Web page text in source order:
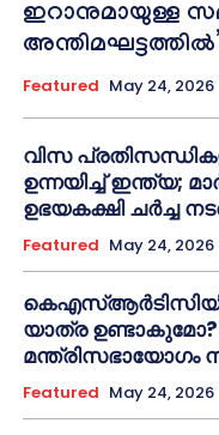
ഇറാനുമായുള്ള
Featured May 24, 2026
വിസ
ഉന്നയിച്ച് ഇന്ത്യ;
ഉഭയകക്ഷി ചർച്ച
Featured May 24, 2026
യാത്ര ഉണ്ടാകുമോ?
മന്ത്രിസഭായോഗം
Featured May 24, 2026